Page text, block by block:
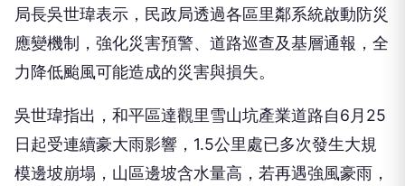
局長吳世瑋表示，民政局透過各區里鄰系統啟動防災
應變機制，強化災害預警、道路巡查及基層通報，全
力降低颱風可能造成的災害與損失。
吳世瑋指出，和平區達觀里雪山坑產業道路自6月25
日起受連續豪大雨影響，1.5公里處已多次發生大規
模邊坡崩塌，山區邊坡含水量高，若再遇強風豪雨，